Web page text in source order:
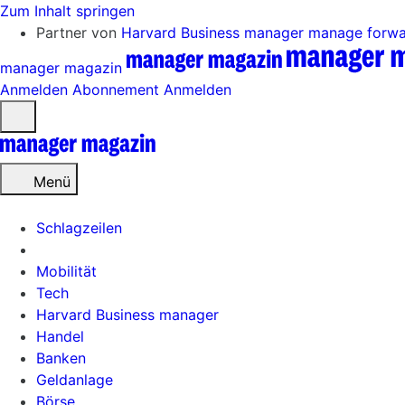
Zum Inhalt springen
Partner von Harvard Business manager manage
manager magazin
Anmelden Abonnement Anmelden
öffnen
Menü
Schlagzeilen
Mobilität
Tech
Harvard Business manager
Handel
Banken
Geldanlage
Börse